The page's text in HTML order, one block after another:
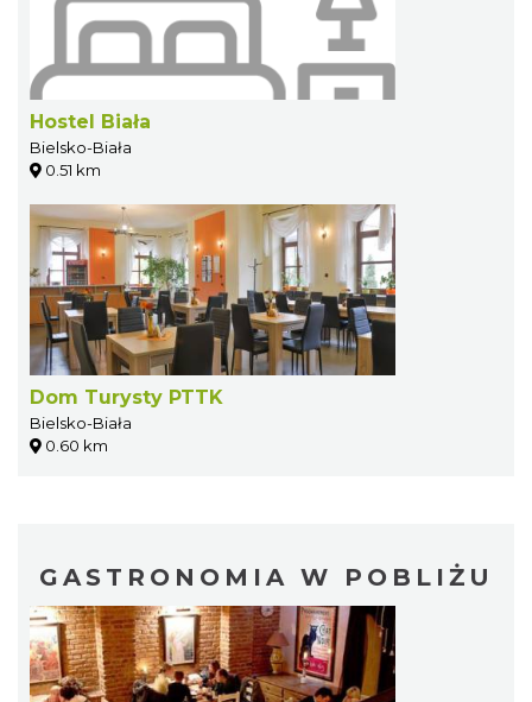
Hostel Biała
Bielsko-Biała
0.51 km
Dom Turysty PTTK
Bielsko-Biała
0.60 km
GASTRONOMIA W POBLIŻU